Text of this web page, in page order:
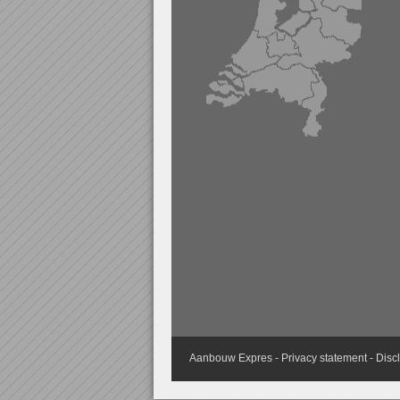
Aanbouw Expres - Privacy statement-